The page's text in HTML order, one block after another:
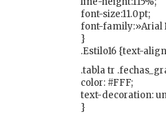
font-size:11.0pt;
font-family:»Arial
}
.Estilo16 {text-
.tabla tr
color: #FFF;
text-decoration:
}